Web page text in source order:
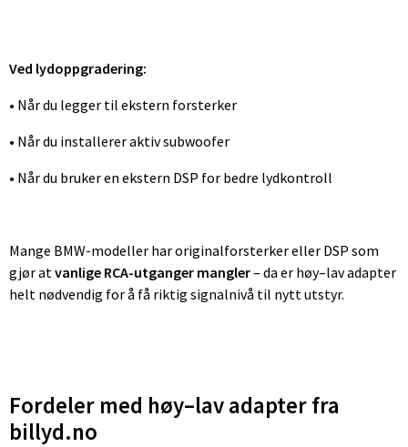
Ved lydoppgradering:
• Når du legger til ekstern forsterker
• Når du installerer aktiv subwoofer
• Når du bruker en ekstern DSP for bedre lydkontroll
Mange BMW-modeller har originalforsterker eller DSP som
gjør at vanlige RCA-utganger mangler– da er høy–lav adapter
helt nødvendig for å få riktig signalnivå til nytt utstyr.
Fordeler med høy–lav adapter fra
billyd.no